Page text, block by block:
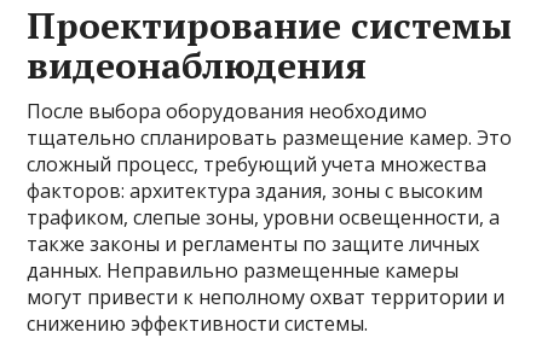
Проектирование системы
видеонаблюдения
После выбора оборудования необходимо
тщательно спланировать размещение камер. Это
сложный процесс, требующий учета множества
факторов: архитектура здания, зоны с высоким
трафиком, слепые зоны, уровни освещенности, а
также законы и регламенты по защите личных
данных. Неправильно размещенные камеры
могут привести к неполному охват территории и
снижению эффективности системы.